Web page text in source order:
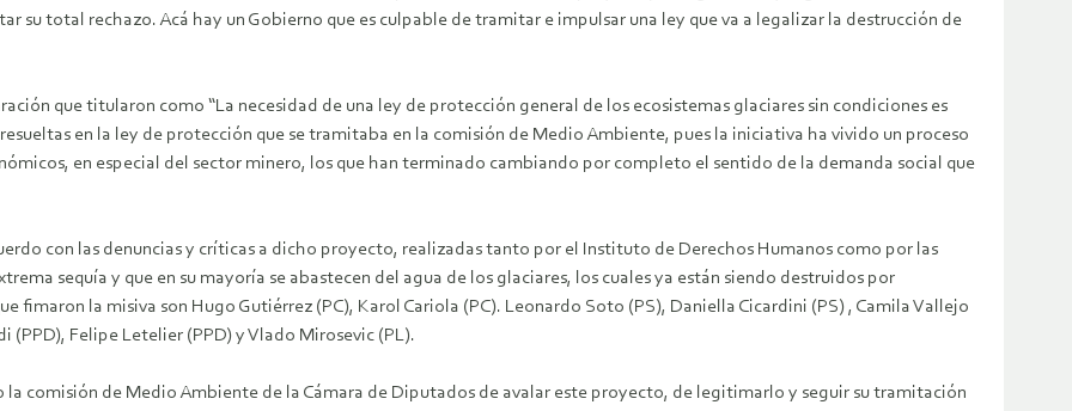
su total rechazo. Acá hay un Gobierno que es culpable de tramitar e impulsar una ley que va a legalizar la destrucción de
que titularon como “La necesidad de una ley de protección general de los ecosistemas glaciares sin condiciones es
en la ley de protección que se tramitaba en la comisión de Medio Ambiente, pues la iniciativa ha vivido un proceso
en especial del sector minero, los que han terminado cambiando por completo el sentido de la demanda social que
con las denuncias y críticas a dicho proyecto, realizadas tanto por el Instituto de Derechos Humanos como por las
sequía y que en su mayoría se abastecen del agua de los glaciares, los cuales ya están siendo destruidos por
la misiva son Hugo Gutiérrez (PC), Karol Cariola (PC). Leonardo Soto (PS), Daniella Cicardini (PS) , Camila Vallejo
(PPD), Felipe Letelier (PPD) y Vlado Mirosevic (PL).
comisión de Medio Ambiente de la Cámara de Diputados de avalar este proyecto, de legitimarlo y seguir su tramitación